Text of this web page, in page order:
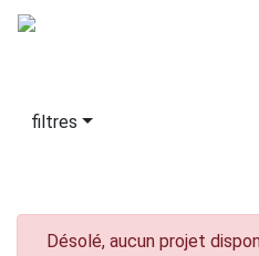
filtres
Désolé, aucun projet